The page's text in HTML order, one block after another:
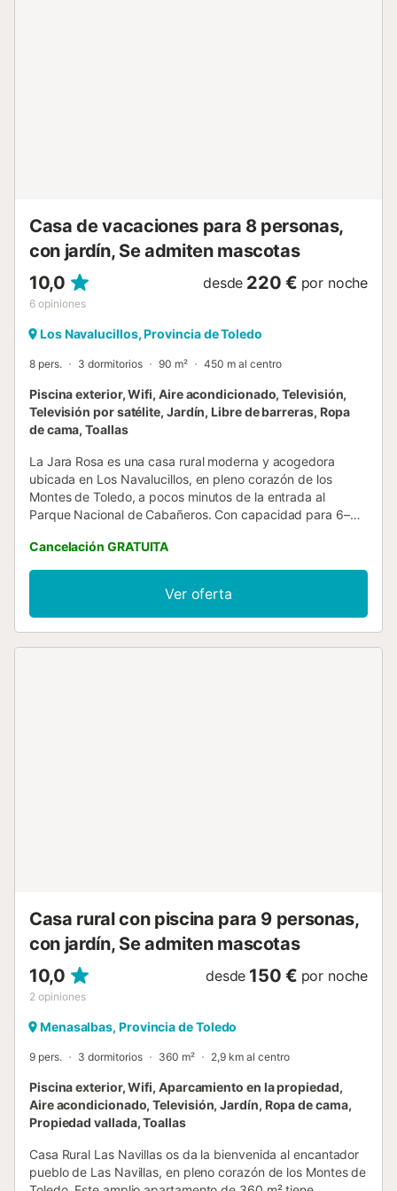
Casa de vacaciones para 8 personas,
con jardín, Se admiten mascotas
10,0
6 opiniones
desde 220 € por noche
Los Navalucillos, Provincia de Toledo
8 pers. 3 dormitorios 90 m² 450 m al centro
Piscina exterior, Wifi, Aire acondicionado, Televisión,
Televisión por satélite, Jardín, Libre de barreras, Ropa
de cama, Toallas
La Jara Rosa es una casa rural moderna y acogedora
ubicada en Los Navalucillos, en pleno corazón de los
Montes de Toledo, a pocos minutos de la entrada al
Parque Nacional de Cabañeros. Con capacidad para 6–8
desconectar rodeados de naturaleza. La propiedad
admite mascotas (consultar antes de reservar). El entorno
ofrece experiencias únicas: rutas de senderismo por el
monte mediterráneo, avistamiento de fauna ibérica —
ciervos, jabalíes, buitres leonados y lince ibérico—, y
Cancelación GRATUITA
Ver oferta
Casa rural con piscina para 9 personas,
con jardín, Se admiten mascotas
10,0
2 opiniones
desde 150 € por noche
Menasalbas, Provincia de Toledo
9 pers. 3 dormitorios 360 m² 2,9 km al centro
Piscina exterior, Wifi, Aparcamiento en la propiedad,
Aire acondicionado, Televisión, Jardín, Ropa de cama,
Propiedad vallada, Toallas
Casa Rural Las Navillas os da la bienvenida al encantador
pueblo de Las Navillas, en pleno corazón de los Montes de